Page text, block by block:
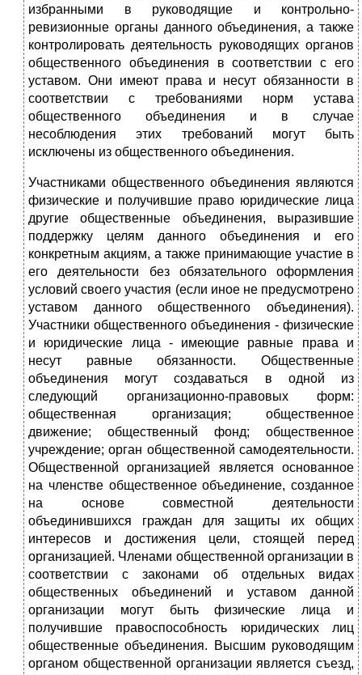
избранными в руководящие и контрольно-
ревизионные органы данного объединения, а также
контролировать деятельность руководящих органов
общественного объединения в соответствии с его
уставом. Они имеют права и несут обязанности в
соответствии с требованиями норм устава
общественного объединения и в случае
несоблюдения этих требований могут быть
исключены из общественного объединения.
Участниками общественного объединения являются
физические и получившие право юридические лица
другие общественные объединения, выразившие
поддержку целям данного объединения и его
конкретным акциям, а также принимающие участие в
его деятельности без обязательного оформления
условий своего участия (если иное не предусмотрено
уставом данного общественного объединения).
Участники общественного объединения - физические
и юридические лица - имеющие равные права и
несут равные обязанности. Общественные
объединения могут создаваться в одной из
следующий организационно-правовых форм:
общественная организация; общественное
движение; общественный фонд; общественное
учреждение; орган общественной самодеятельности.
Общественной организацией является основанное
на членстве общественное объединение, созданное
на основе совместной деятельности
объединившихся граждан для защиты их общих
интересов и достижения цели, стоящей перед
организацией. Членами общественной организации в
соответствии с законами об отдельных видах
общественных объединений и уставом данной
организации могут быть физические лица и
получившие правоспособность юридических лиц
общественные объединения. Высшим руководящим
органом общественной организации является съезд,